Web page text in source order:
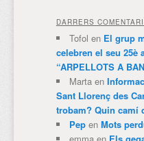
DARRERS
Tofol en El grup
celebren el seu 25è
“ARPELLOTS A
Martaen
Sant Llorenç des
trobam? Quin camí
Pepen Mots